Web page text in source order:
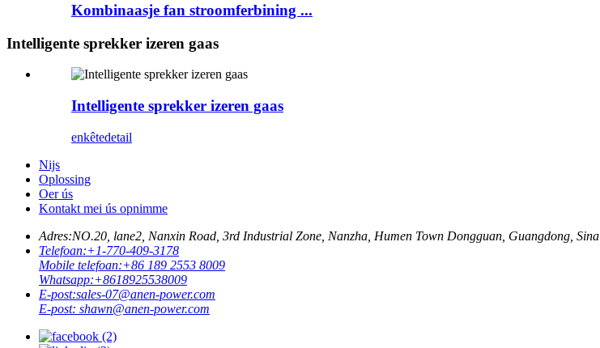
Kombinaasje fan stroomferbining ...
Intelligente sprekker izeren gaas
Intelligente sprekker izeren gaas
enkêtedetail
Nijs
Oplossing
Oer ús
Kontakt mei ús opnimme
Adres:NO.20, lane2, Nanxin Road, 3rd Industrial Zone, Nanzha, Humen Town Dongguan, Guangdong, Sina
Telefoan:+1-770-409-3178
Mobile telefoan:+86 189 2553 8009
Whatsapp:+8618925538009
E-post:sales-07@anen-power.com
E-post: shawn@anen-power.com